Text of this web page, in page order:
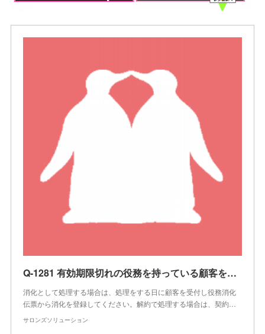
Q-1281 有効期限切れの役務を持っている顧客を解約処理したい
消化として処理する場合は、処理をする日に顧客を受付し役務消化
伝票から消化を登録してください。解約で処理する場合は、契約…
サロンズソリューション